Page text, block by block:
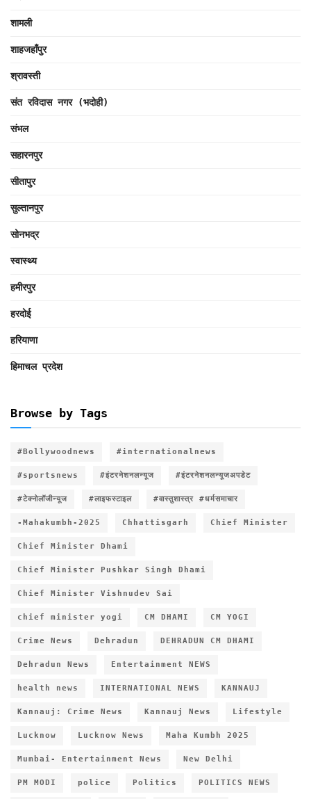
शामली
शाहजहाँपुर
श्रावस्ती
संत रविदास नगर (भदोही)
संभल
सहारनपुर
सीतापुर
सुल्तानपुर
सोनभद्र
स्वास्थ्य
हमीरपुर
हरदोई
हरियाणा
हिमाचल प्रदेश
Browse by Tags
#Bollywoodnews #internationalnews
#sportsnews #इंटरनेशनलन्यूज #इंटरनेशनलन्यूजअपडेट
#टेक्नोलॉजीन्यूज #लाइफस्टाइल #वास्तुशास्त्र #धर्मसमाचार
-Mahakumbh-2025 Chhattisgarh Chief Minister
Chief Minister Dhami
Chief Minister Pushkar Singh Dhami
Chief Minister Vishnudev Sai
chief minister yogi CM DHAMI CM YOGI
Crime News Dehradun DEHRADUN CM DHAMI
Dehradun News Entertainment NEWS
health news INTERNATIONAL NEWS KANNAUJ
Kannauj: Crime News Kannauj News Lifestyle
Lucknow Lucknow News Maha Kumbh 2025
Mumbai- Entertainment News New Delhi
PM MODI police Politics POLITICS NEWS